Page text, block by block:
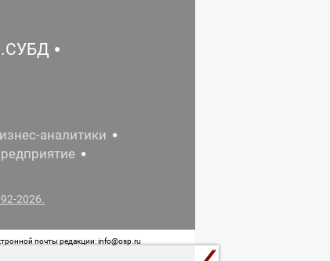
аналитики
2026.
почты редакции: info@osp.ru